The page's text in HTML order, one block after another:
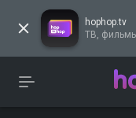
hophop.tv
ТВ,